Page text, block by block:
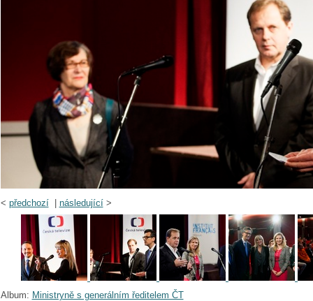
< předchozí| následující>
Album: Ministryně s generálním ředitelem ČT